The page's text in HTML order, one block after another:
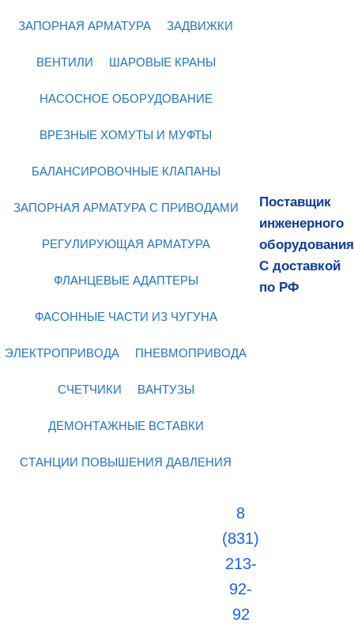
ЗАПОРНАЯ АРМАТУРА ЗАДВИЖКИ
ВЕНТИЛИ ШАРОВЫЕ КРАНЫ
НАСОСНОЕ ОБОРУДОВАНИЕ
ВРЕЗНЫЕ ХОМУТЫ И МУФТЫ
БАЛАНСИРОВОЧНЫЕ КЛАПАНЫ
ЗАПОРНАЯ АРМАТУРА С ПРИВОДАМИ
РЕГУЛИРУЮЩАЯ АРМАТУРА
ФЛАНЦЕВЫЕ АДАПТЕРЫ
ФАСОННЫЕ ЧАСТИ ИЗ ЧУГУНА
ЭЛЕКТРОПРИВОДА ПНЕВМОПРИВОДА
СЧЕТЧИКИ ВАНТУЗЫ
ДЕМОНТАЖНЫЕ ВСТАВКИ
СТАНЦИИ ПОВЫШЕНИЯ ДАВЛЕНИЯ
Поставщик
инженерного
оборудования
С доставкой
по РФ
8
(831)
213-
92-
92